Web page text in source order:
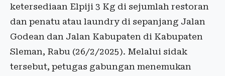
ketersediaan Elpiji 3 Kg di sejumlah restoran
dan penatu atau laundry di sepanjang Jalan
Godean dan Jalan Kabupaten di Kabupaten
Sleman, Rabu (26/2/2025). Melalui sidak
tersebut, petugas gabungan menemukan